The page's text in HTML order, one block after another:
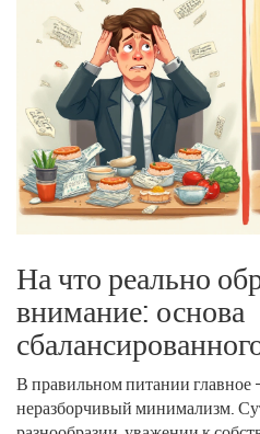
На что реально
внимание: основа
В правильном питании главное
неразборчивый минимализм.